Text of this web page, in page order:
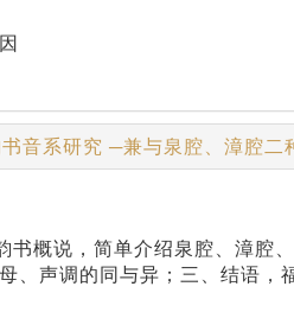
音系研究 ─兼与泉腔、漳腔二
概说，简单介绍泉腔、漳腔
、声调的同与异；三、结语，